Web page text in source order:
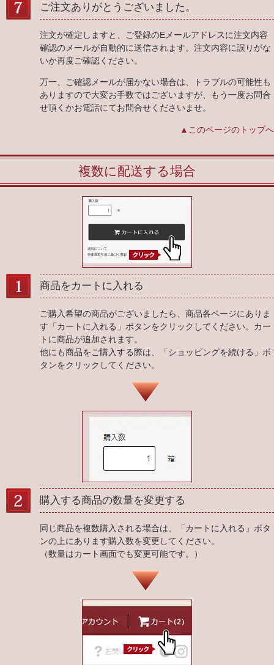
ご注文ありがとうございました。
注文が確定しますと、ご登録のEメールアドレスに注文内容
確認のメールが自動的に送信されます。注文内容に誤りがな
いか再度ご確認ください。
万一、ご確認メールが届かない場合は、トラブルの可能性も
ありますので大変お手数ではございますが、もう一度お問合
せ頂くかお電話にてお問合せくださいませ。
▲このページのトップへ
複数に配送する場合
商品をカートに入れる
ご購入希望の商品がございましたら、商品各ページにありま
す「カートに入れる」ボタンをクリックしてください。カー
トに商品が追加されます。
他にも商品をご購入する際は、「ショッピングを続ける」ボ
タンをクリックしてください。
購入する商品の数量を変更する
同じ商品を複数購入される場合は、「カートに入れる」ボタ
ンの上にあります購入数を変更してください。
（数量はカート画面でも変更可能です。）